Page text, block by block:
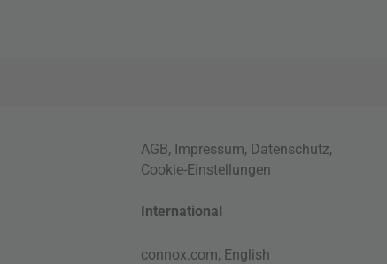
AGB, Impressum, Datenschutz,
Cookie-Einstellungen
International
connox.com, English